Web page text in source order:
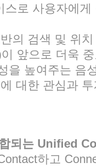
스로 사용자에
의 검색 및 위
앞으로 더욱
을 높여주는 음
대한 관심과
되는 Unified
하고